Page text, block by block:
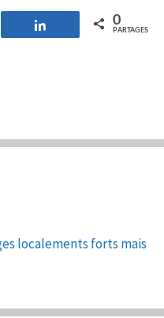
Partagez 0
PARTAGES
localements forts mais